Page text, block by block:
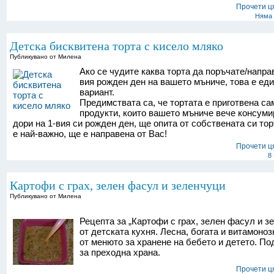
Прочети
Няма
Детска бисквитена торта с кисело мляко
Публикувано от Милена
Ако се чудите каква торта да поръчате/
вия рожден ден на вашето мъниче, това е
вариант.
Предимствата са, че тортата е приготвена
продукти, които вашето мъниче вече
дори на 1-вия си рожден ден, ще опита от собствената си
е най-важно, ще е направена от Вас!
Прочети
8
Картофи с грах, зелен фасул и зеленчуци
Публикувано от Милена
Рецепта за „Картофи с грах, зелен фасул и
от детската кухня. Лесна, богата и
от менюто за хранене на бебето и детето.
за преходна храна.
Прочети